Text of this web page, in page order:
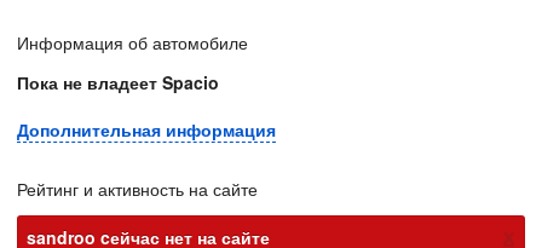
Информация об автомобиле
Пока не владеет Spacio
Дополнительная информация
Рейтинг и активность на сайте
sandroo cейчас нет на сайте
х